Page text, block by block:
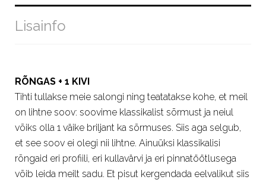
Lisainfo
RÕNGAS + 1 KIVI
Tihti tullakse meie salongi ning teatatakse kohe, et meil
on lihtne soov: soovime klassikalist sõrmust ja neiul
võiks olla 1 väike briljant ka sõrmuses. Siis aga selgub,
et see soov ei olegi nii lihtne. Ainuüksi klassikalisi
rõngaid eri profiili, eri kullavärvi ja eri pinnatöötlusega
võib leida meilt sadu. Et pisut kergendada eelvalikut siis